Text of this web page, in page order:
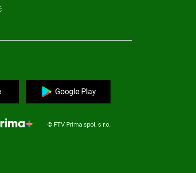
Google Play
© FTV Prima spol. s r.o.